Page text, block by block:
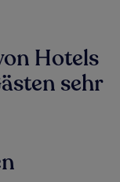
Hotels
sehr